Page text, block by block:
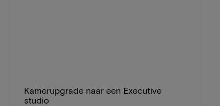
Kamerupgrade naar een Executive
studio